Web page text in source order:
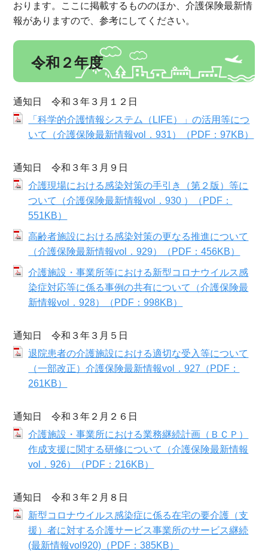
おります。ここに掲載するもののほか、介護保険最新情
報がありますので、参考にしてください。
令和２年度
通知日 令和３年３月１２日
「科学的介護情報システム（LIFE）」の活用等につ
いて（介護保険最新情報vol．931）（PDF：97KB）
通知日 令和３年３月９日
介護現場における感染対策の手引き（第２版）等に
ついて（介護保険最新情報vol．930 ）（PDF：
551KB）
高齢者施設における感染対策の更なる推進について
（介護保険最新情報vol．929）（PDF：456KB）
介護施設・事業所等における新型コロナウイルス感
染症対応等に係る事例の共有について（介護保険最
新情報vol．928）（PDF：998KB）
通知日 令和３年３月５日
退院患者の介護施設における適切な受入等について
（一部改正）介護保険最新情報vol．927（PDF：
261KB）
通知日 令和３年２月２６日
介護施設・事業所における業務継続計画（ＢＣＰ）
作成支援に関する研修について（介護保険最新情報
vol．926）（PDF：216KB）
通知日 令和３年２月８日
新型コロナウイルス感染症に係る在宅の要介護（支
援）者に対する介護サービス事業所のサービス継続
(最新情報vol920)（PDF：385KB）